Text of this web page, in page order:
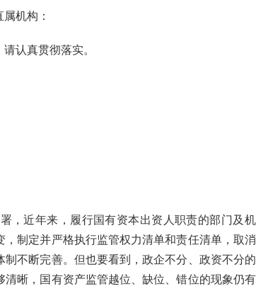
机构：
认真贯彻落实。
，近年来，履行国有资本出资人职责的部门及
制定并严格执行监管权力清单和责任清单，取消
不断完善。但也要看到，政企不分、政资不分
晰，国有资产监管越位、缺位、错位的现象仍